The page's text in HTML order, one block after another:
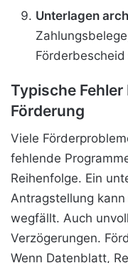
Unterlagen
Typische
Förderung
Viele
fehlende
Reihenfolge. Ein
Antragstellung
wegfällt. Auch
Verzögerungen.
Wenn Datenblatt,